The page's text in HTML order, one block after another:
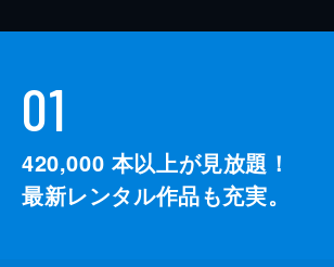
01
420,000 本以上が見放題！
最新レンタル作品も充実。